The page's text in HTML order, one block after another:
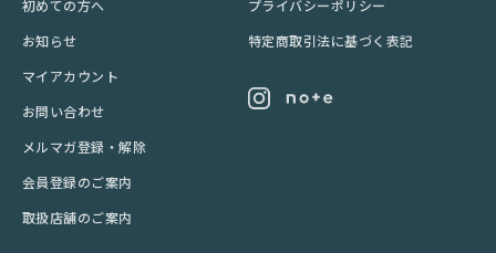
初めての方へ
お知らせ
マイアカウント
お問い合わせ
メルマガ登録・解除
会員登録のご案内
取扱店舗のご案内
プライバシーポリシー
特定商取引法に基づく表記